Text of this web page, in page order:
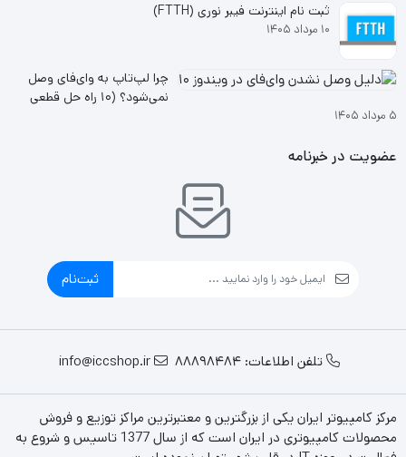
ثبت نام اینترنت فیبر نوری (FTTH)
۱۰ مرداد ۱۴۰۵
چرا لپ‌تاپ به وای‌فای وصل
نمی‌شود؟ (۱۰ راه حل قطعی
۵ مرداد ۱۴۰۵
عضویت در خبرنامه
ثبت‌نام
تلفن اطلاعات: 88898484 info@iccshop.ir
مرکز کامپیوتر ایران یکی از بزرگترین و معتبرترین مراکز توزیع و فروش
محصولات کامپیوتری در ایران است که از سال 1377 تاسیس و شروع به